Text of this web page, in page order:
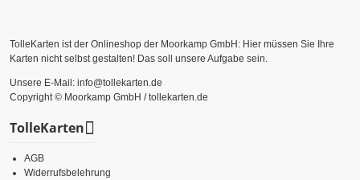
TolleKarten ist der Onlineshop der Moorkamp GmbH: Hier müssen Sie Ihre
Karten nicht selbst gestalten! Das soll unsere Aufgabe sein.
Unsere E-Mail: info@tollekarten.de
Copyright © Moorkamp GmbH / tollekarten.de
TolleKarten
AGB
Widerrufsbelehrung